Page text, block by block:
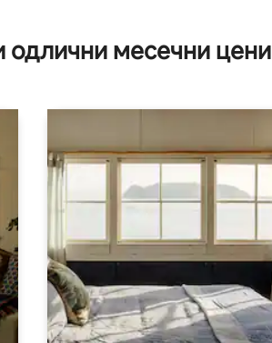
одлични месечни цени